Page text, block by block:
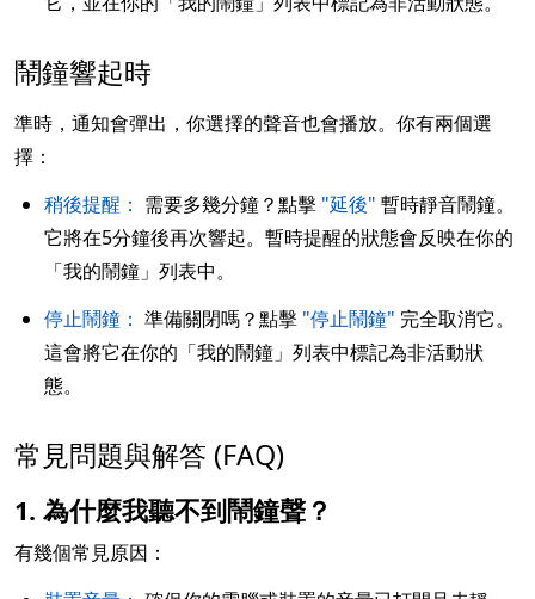
鬧鐘響起時
準時，通知會彈出，你選擇的聲音也會播放。你有兩個選
擇：
稍後提醒： 需要多幾分鐘？點擊 "延後" 暫時靜音鬧鐘。
它將在5分鐘後再次響起。暫時提醒的狀態會反映在你的
「我的鬧鐘」列表中。
停止鬧鐘： 準備關閉嗎？點擊 "停止鬧鐘" 完全取消它。
這會將它在你的「我的鬧鐘」列表中標記為非活動狀
態。
常見問題與解答 (FAQ)
1. 為什麼我聽不到鬧鐘聲？
有幾個常見原因：